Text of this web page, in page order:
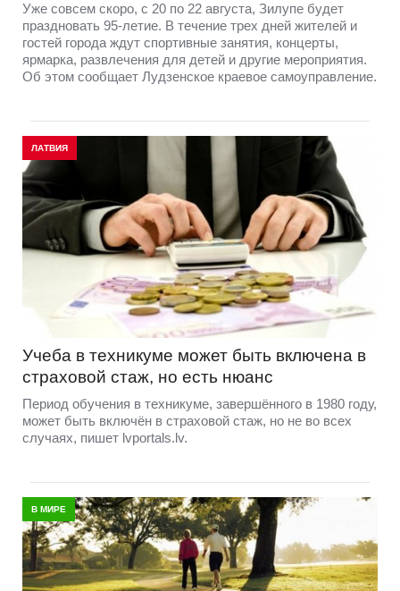
Уже совсем скоро, с 20 по 22 августа, Зилупе будет
праздновать 95-летие. В течение трех дней жителей и
гостей города ждут спортивные занятия, концерты,
ярмарка, развлечения для детей и другие мероприятия.
Об этом сообщает Лудзенское краевое самоуправление.
ЛАТВИЯ
Учеба в техникуме может быть включена в
страховой стаж, но есть нюанс
Период обучения в техникуме, завершённого в 1980 году,
может быть включён в страховой стаж, но не во всех
случаях, пишет lvportals.lv.
В МИРЕ